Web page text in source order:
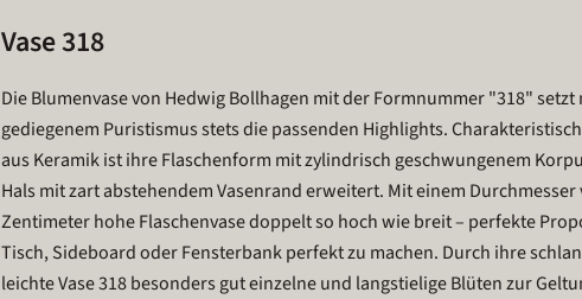
Vase 318
Die Blumenvase von Hedwig Bollhagen mit der Formnummer "318"
gediegenem Puristismus stets die passenden Highlights.
aus Keramik ist ihre Flaschenform mit zylindrisch geschwungenem
Hals mit zart abstehendem Vasenrand erweitert. Mit einem
Zentimeter hohe Flaschenvase doppelt so hoch wie breit – perfekte
Tisch, Sideboard oder Fensterbank perfekt zu machen. Durch ihre
leichte Vase 318 besonders gut einzelne und langstielige Blüten zur